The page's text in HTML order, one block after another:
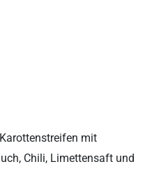
mit
Chili, Limettensaft und